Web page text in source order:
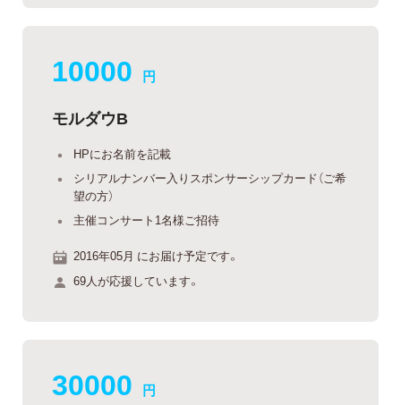
10000 円
モルダウB
HPにお名前を記載
シリアルナンバー入りスポンサーシップカード（ご希
望の方）
主催コンサート1名様ご招待
2016年05月 にお届け予定です。
69人が応援しています。
30000 円